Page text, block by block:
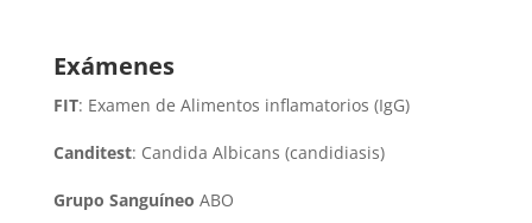
Exámenes
FIT: Examen de Alimentos inflamatorios (IgG)
Canditest: Candida Albicans (candidiasis)
Grupo Sanguíneo ABO